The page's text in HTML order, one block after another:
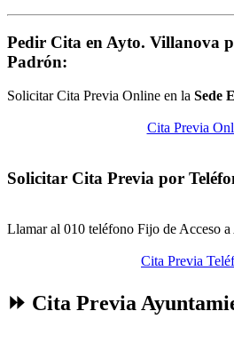
Pedir Cita en Ayto. Villanova
Padrón:
Solicitar Cita Previa Online en la Sede
Cita Previa
Solicitar Cita Previa por
Llamar al 010 teléfono Fijo de Acceso a
Cita Previa
⏩ Cita Previa